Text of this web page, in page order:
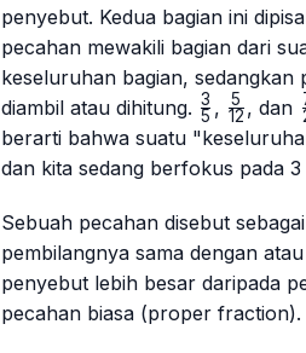
penyebut. Kedua bagian ini
pecahan mewakili bagian dari
keseluruhan bagian, sedangkan
diambil atau dihitung. \frac{3}
{5}
5
3 ,
{12}
12
5 , dan
berarti bahwa suatu
dan kita sedang berfokus pada
Sebuah pecahan disebut
pembilangnya sama dengan
penyebut lebih besar daripada
pecahan biasa (proper fraction).